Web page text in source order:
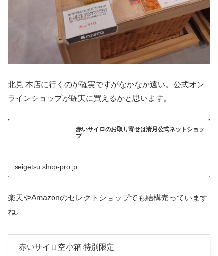
北見 本店に行くのが確実ですがなかなか遠い。公式オン
ラインショップが確実に買えるかと思います。
赤いサイロのお取り寄せは清月公式ネットショッ
プ
seigetsu.shop-pro.jp
楽天やAmazonのセレクトショップでも結構売っています
ね。
赤いサイロ空小箱 特別限定